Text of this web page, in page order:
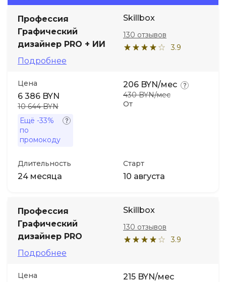
Профессия
Графический
дизайнер PRO + ИИ
Подробнее
Skillbox
3.9
130 отзывов
Цена
6 386 BYN
10 644 BYN
Ещё -33%
по
промокоду
От
206 BYN/мес
430 BYN/мес
Длительность
24 месяца
Старт
10 августа
Профессия
Графический
дизайнер PRO
Подробнее
Skillbox
3.9
130 отзывов
Цена 215 BYN/мес
Soft Skills
ДПО
Детям
Акции и промокоды